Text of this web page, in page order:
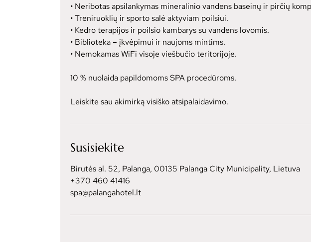
• Neribotas apsilankymas mineralinio vandens baseinų ir pirčių
• Treniruoklių ir sporto salė aktyviam poilsiui.
• Kedro terapijos ir poilsio kambarys su vandens lovomis.
• Biblioteka – įkvėpimui ir naujoms mintims.
• Nemokamas WiFi visoje viešbučio teritorijoje.
10 % nuolaida papildomoms SPA procedūroms.
Leiskite sau akimirką visiško atsipalaidavimo.
Susisiekite
Birutės al. 52, Palanga, 00135 Palanga City Municipality, Lietuva
+370 460 41416
spa@palangahotel.lt